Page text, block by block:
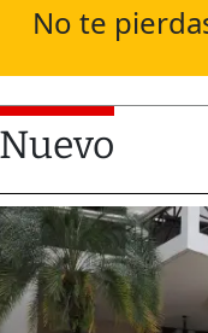
No te